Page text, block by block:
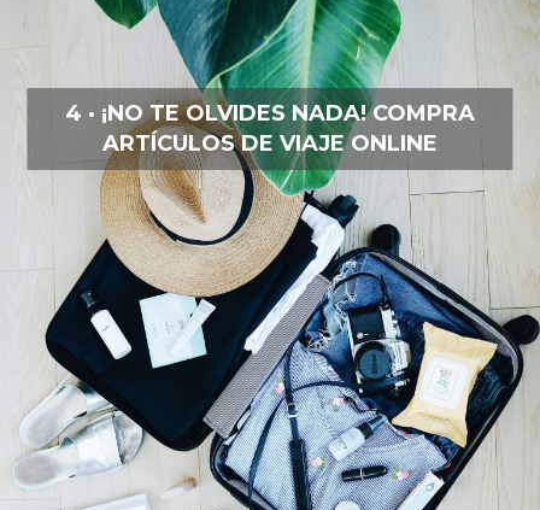
4 · ¡NO TE OLVIDES NADA! COMPRA
ARTÍCULOS DE VIAJE ONLINE